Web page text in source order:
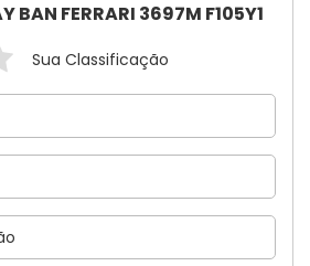
BAN FERRARI 3697M F105Y1
Sua Classificação